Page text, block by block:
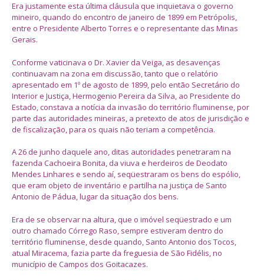
Era justamente esta última cláusula que inquietava o governo
mineiro, quando do encontro de janeiro de 1899 em Petrópolis,
entre o Presidente Alberto Torres e o representante das Minas
Gerais.
Conforme vaticinava o Dr. Xavier da Veiga, as desavenças
continuavam na zona em discussão, tanto que o relatório
apresentado em 1º de agosto de 1899, pelo então Secretário do
Interior e Justiça, Hermogenio Pereira da Silva, ao Presidente do
Estado, constava a notícia da invasão do território fluminense, por
parte das autoridades mineiras, a pretexto de atos de jurisdição e
de fiscalização, para os quais não teriam a competência.
A 26 de junho daquele ano, ditas autoridades penetraram na
fazenda Cachoeira Bonita, da viuva e herdeiros de Deodato
Mendes Linhares e sendo aí, seqüestraram os bens do espólio,
que eram objeto de inventário e partilha na justiça de Santo
Antonio de Pádua, lugar da situação dos bens.
Era de se observar na altura, que o imóvel seqüestrado e um
outro chamado Córrego Raso, sempre estiveram dentro do
território fluminense, desde quando, Santo Antonio dos Tocos,
atual Miracema, fazia parte da freguesia de São Fidélis, no
município de Campos dos Goitacazes.